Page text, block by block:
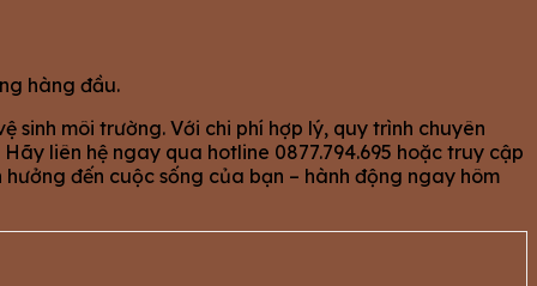
hàng đầu.
môi trường. Với chi phí hợp lý, quy trình chuyên
liên hệ ngay qua hotline 0877.794.695 hoặc truy cập
đến cuộc sống của bạn – hành động ngay hôm